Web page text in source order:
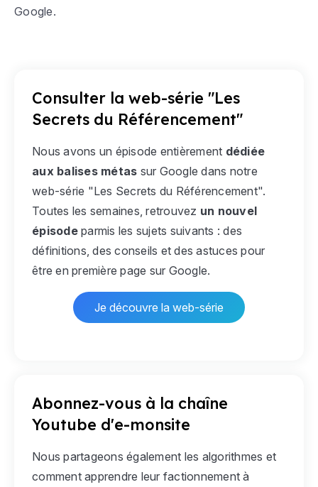
Google.
Consulter la web-série "Les
Secrets du Référencement"
Nous avons un épisode entièrement dédiée
aux balises métas sur Google dans notre
web-série "Les Secrets du Référencement".
Toutes les semaines, retrouvez un nouvel
épisodeparmis les sujets suivants : des
définitions, des conseils et des astuces pour
être en première page sur Google.
Je découvre la web-série
Abonnez-vous à la chaîne
Youtube d'e-monsite
Nous partageons également les algorithmes et
comment apprendre leur factionnement à